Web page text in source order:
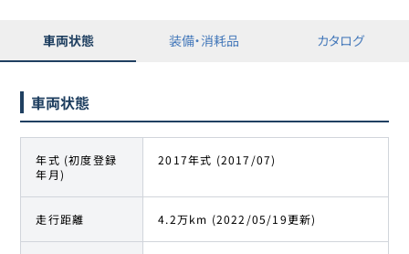
車両状態 装備・消耗品 カタログ
車両状態
年式 (初度登録
年月)
2017年式 (2017/07)
走行距離 4.2万km (2022/05/19更新)